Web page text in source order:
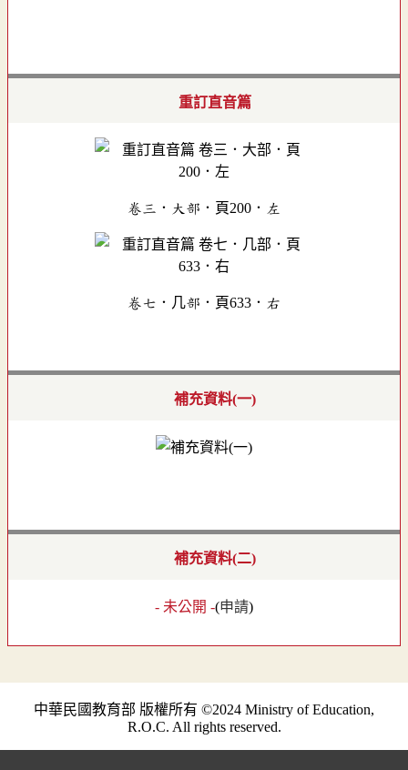
重訂直音篇
卷三．大部．頁200．左
卷七．几部．頁633．右
補充資料(一)
補充資料(二)
- 未公開 -(申請)
中華民國教育部 版權所有 ©2024 Ministry of Education,
R.O.C. All rights reserved.